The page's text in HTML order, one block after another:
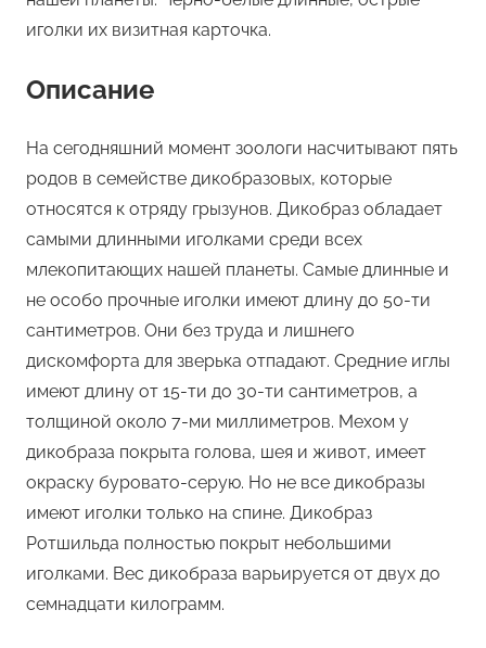
иголки их визитная карточка.
Описание
На сегодняшний момент зоологи насчитывают пять
родов в семействе дикобразовых, которые
относятся к отряду грызунов. Дикобраз обладает
самыми длинными иголками среди всех
млекопитающих нашей планеты. Самые длинные и
не особо прочные иголки имеют длину до 50-ти
сантиметров. Они без труда и лишнего
дискомфорта для зверька отпадают. Средние иглы
имеют длину от 15-ти до 30-ти сантиметров, а
толщиной около 7-ми миллиметров. Мехом у
дикобраза покрыта голова, шея и живот, имеет
окраску буровато-серую. Но не все дикобразы
имеют иголки только на спине. Дикобраз
Ротшильда полностью покрыт небольшими
иголками. Вес дикобраза варьируется от двух до
семнадцати килограмм.